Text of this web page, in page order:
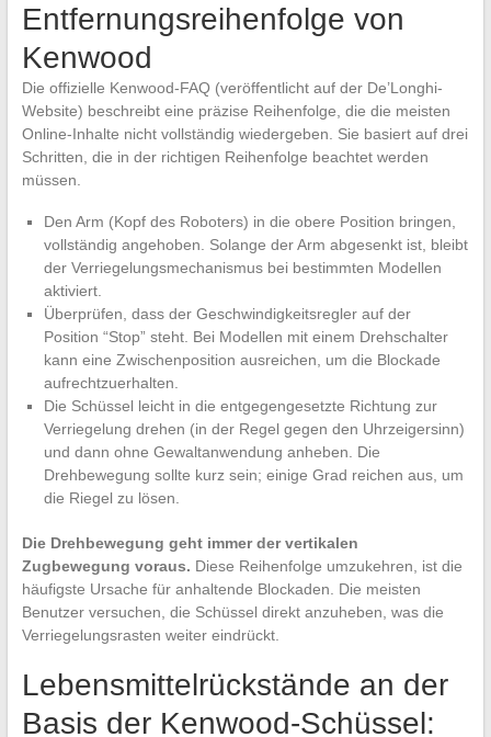
Entfernungsreihenfolge von
Kenwood
Die offizielle Kenwood-FAQ (veröffentlicht auf der De’Longhi-
Website) beschreibt eine präzise Reihenfolge, die die meisten
Online-Inhalte nicht vollständig wiedergeben. Sie basiert auf drei
Schritten, die in der richtigen Reihenfolge beachtet werden
müssen.
Den Arm (Kopf des Roboters) in die obere Position bringen,
vollständig angehoben. Solange der Arm abgesenkt ist, bleibt
der Verriegelungsmechanismus bei bestimmten Modellen
aktiviert.
Überprüfen, dass der Geschwindigkeitsregler auf der
Position “Stop” steht. Bei Modellen mit einem Drehschalter
kann eine Zwischenposition ausreichen, um die Blockade
aufrechtzuerhalten.
Die Schüssel leicht in die entgegengesetzte Richtung zur
Verriegelung drehen (in der Regel gegen den Uhrzeigersinn)
und dann ohne Gewaltanwendung anheben. Die
Drehbewegung sollte kurz sein; einige Grad reichen aus, um
die Riegel zu lösen.
Die Drehbewegung geht immer der vertikalen
Zugbewegung voraus. Diese Reihenfolge umzukehren, ist die
häufigste Ursache für anhaltende Blockaden. Die meisten
Benutzer versuchen, die Schüssel direkt anzuheben, was die
Verriegelungsrasten weiter eindrückt.
Lebensmittelrückstände an der
Basis der Kenwood-Schüssel: